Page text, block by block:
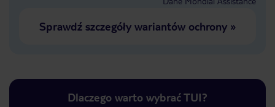
Sprawdź szczegóły wariantów ochrony»
Dlaczego warto wybrać TUI?